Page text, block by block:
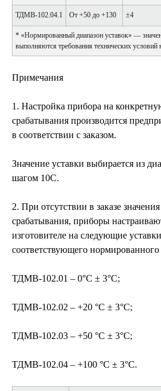
ТДМВ-102.04.1 От +50 до +130 ±4
* «Нормированный диапазон уставок» —
выполняются требования технических условий
Примечания
1. Настройка прибора на
срабатывания производится
в соответствии с заказом.
Значение уставки выбирается из
шагом 10С.
2. При отсутствии в заказе
срабатывания, приборы
изготовителе на следующие
соответствующего нормированного
ТДМВ-102.01 – 0°С ± 3°С;
ТДМВ-102.02 – +20 °С ± 3°С;
ТДМВ-102.03 – +50 °С ± 3°С;
ТДМВ-102.04 – +100 °С ± 3°С.